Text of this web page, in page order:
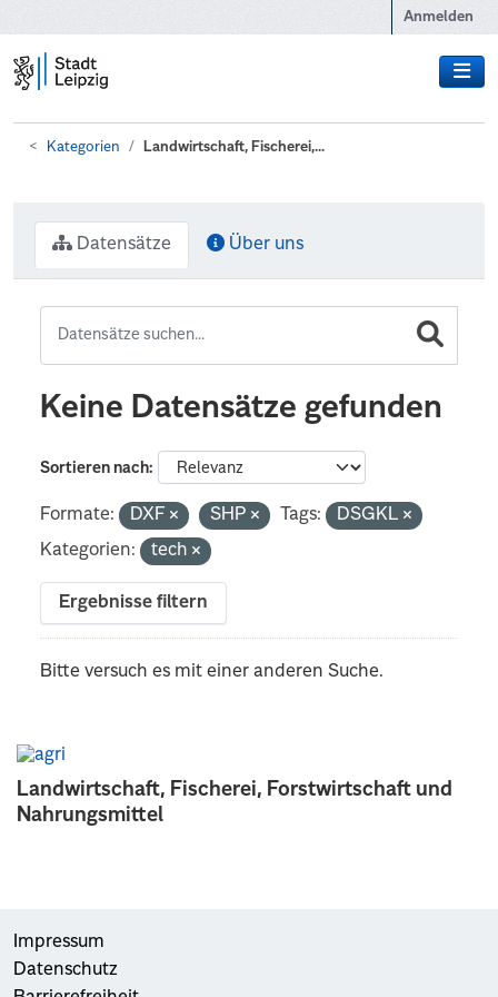
Anmelden
Kategorien Landwirtschaft, Fischerei,...
Landwirtschaft, Fischerei, Forstwirtschaft und
Nahrungsmittel
Datensätze Über uns
Keine Datensätze gefunden
Sortieren nach
Formate: DXF SHP Tags:
DSGKL
Kategorien:
tech
Ergebnisse filtern
Bitte versuch es mit einer anderen Suche.
Impressum
Datenschutz